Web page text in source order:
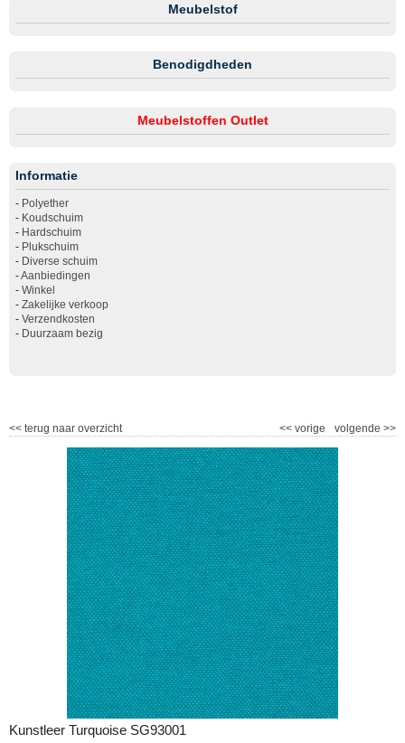
Meubelstof
Benodigdheden
Meubelstoffen Outlet
Informatie
- Polyether
- Koudschuim
- Hardschuim
- Plukschuim
- Diverse schuim
-Aanbiedingen
- Winkel
- Zakelijke verkoop
- Verzendkosten
- Duurzaam bezig
<< terug naar overzicht volgende >>
<< vorige
Kunstleer Turquoise SG93001